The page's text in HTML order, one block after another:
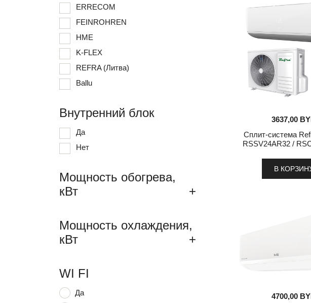
3637,00
Сплит-система
RSSV24AR32 /
В
4700,00
ERRECOM
FEINROHREN
HME
K-FLEX
REFRA (Литва)
Ballu
Внутренний блок
Да
Нет
Мощность обогрева,
кВт
+
Мощность охлаждения,
кВт
+
WI FI
Да